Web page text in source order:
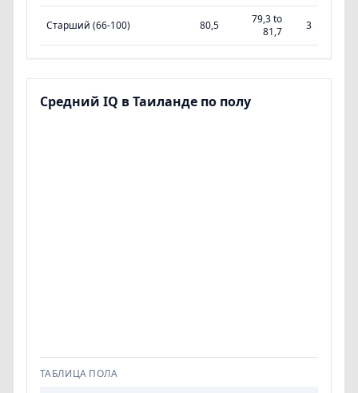
Старший (66-100) 80,5
79,3 to
81,7
3
Средний IQ в Таиланде по полу
ТАБЛИЦА ПОЛА